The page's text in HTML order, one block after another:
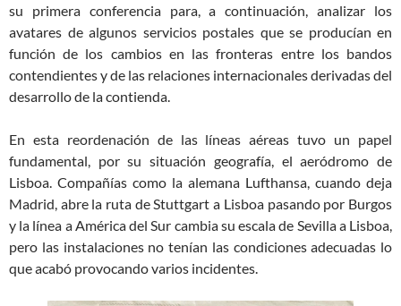
su primera conferencia para, a continuación, analizar los
avatares de algunos servicios postales que se producían en
función de los cambios en las fronteras entre los bandos
contendientes y de las relaciones internacionales derivadas del
desarrollo de la contienda.
En esta reordenación de las líneas aéreas tuvo un papel
fundamental, por su situación geografía, el aeródromo de
Lisboa. Compañías como la alemana Lufthansa, cuando deja
Madrid, abre la ruta de Stuttgart a Lisboa pasando por Burgos
y la línea a América del Sur cambia su escala de Sevilla a Lisboa,
pero las instalaciones no tenían las condiciones adecuadas lo
que acabó provocando varios incidentes.